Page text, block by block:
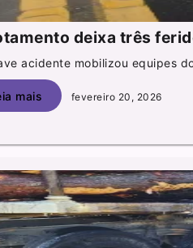
deixa três
acidente mobilizou equipes
mais fevereiro 20, 2026